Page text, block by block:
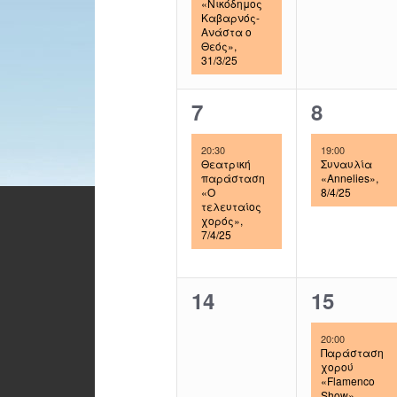
n
t
,
«Νικόδημος
Καβαρνός-
Ανάστα ο
Θεός»,
31/3/25
s
,
1
e
v
e
n
,
7
20:30
Θεατρική
παράσταση
«Ο
τελευταίος
χορός»,
7/4/25
1
e
v
e
,
8
19:00
Συναυλία
«Annelies»,
8/4/25
0
14
1
e
v
e
15
20:00
Παράσταση
χορού
«Flamenco